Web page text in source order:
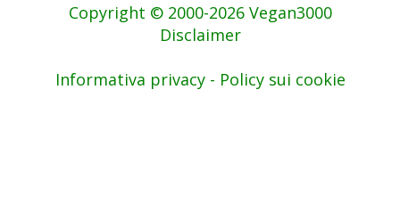
Copyright © 2000-2026 Vegan3000
Disclaimer
Informativa privacy - Policy sui cookie